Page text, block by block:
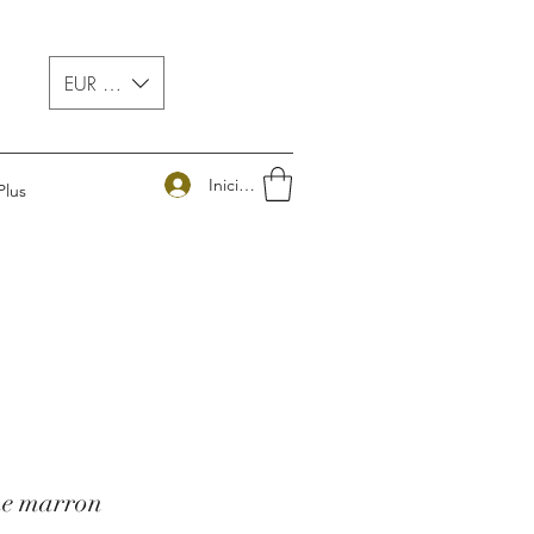
EUR (€)
Iniciar sesión
marron